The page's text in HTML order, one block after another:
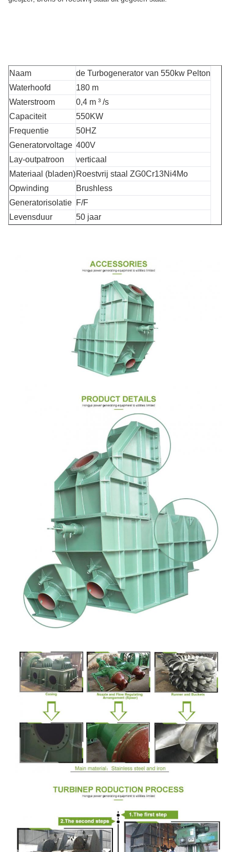
Naam
de Turbogenerator van 550kw Pelton
Waterhoofd
180 m
Waterstroom
0,4 m ³ /s
Capaciteit
550KW
Frequentie
50HZ
Generatorvoltage 400V
Lay-outpatroon
verticaal
Materiaal (bladen)Roestvrij staal ZG0Cr13Ni4Mo
Opwinding
Brushless
Generatorisolatie F/F
Levensduur
50 jaar